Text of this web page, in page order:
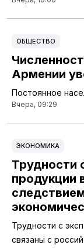
ОБЩЕСТВО
Армении
Постоянное
Вчера, 09:29
ЭКОНОМИКА
Трудности
продукции
Трудности с
связаны с